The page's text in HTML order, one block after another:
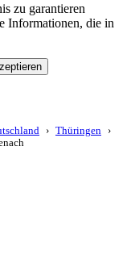
Thüringen
zu garantieren
Informationen, die in